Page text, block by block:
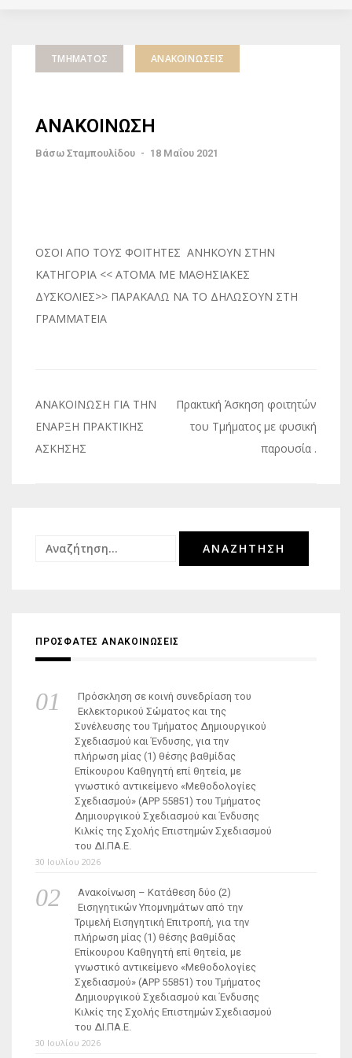
ΤΜΉΜΑΤΟΣ ΑΝΑΚΟΙΝΏΣΕΙΣ
ΑΝΑΚΟΙΝΩΣΗ
Βάσω Σταμπουλίδου - 18 Μαΐου 2021
ΟΣΟΙ ΑΠΟ ΤΟΥΣ ΦΟΙΤΗΤΕΣ ΑΝΗΚΟΥΝ ΣΤΗΝ
ΚΑΤΗΓΟΡΙΑ << ΑΤΟΜΑ ΜΕ ΜΑΘΗΣΙΑΚΕΣ
ΔΥΣΚΟΛΙΕΣ>> ΠΑΡΑΚΑΛΩ ΝΑ ΤΟ ΔΗΛΩΣΟΥΝ ΣΤΗ
ΓΡΑΜΜΑΤΕΙΑ
Πλοήγηση
άρθρων
ΑΝΑΚΟΙΝΩΣΗ ΓΙΑ ΤΗΝ
ΕΝΑΡΞΗ ΠΡΑΚΤΙΚΗΣ
ΑΣΚΗΣΗΣ
Πρακτική Άσκηση φοιτητών
του Τμήματος με φυσική
παρουσία .
Αναζήτηση
ΠΡΟΣΦΑΤΕΣ ΑΝΑΚΟΙΝΩΣΕΙΣ
Πρόσκληση σε κοινή συνεδρίαση του
Εκλεκτορικού Σώματος και της
Συνέλευσης του Τμήματος Δημιουργικού
Σχεδιασμού και Ένδυσης, για την
πλήρωση μίας (1) θέσης βαθμίδας
Επίκουρου Καθηγητή επί θητεία, με
γνωστικό αντικείμενο «Μεθοδολογίες
Σχεδιασμού» (ΑΡΡ 55851) του Τμήματος
Δημιουργικού Σχεδιασμού και Ένδυσης
Κιλκίς της Σχολής Επιστημών Σχεδιασμού
του ΔΙ.ΠΑ.Ε.
30 Ιουλίου 2026
Ανακοίνωση – Κατάθεση δύο (2)
Εισηγητικών Υπομνημάτων από την
Τριμελή Εισηγητική Επιτροπή, για την
πλήρωση μίας (1) θέσης βαθμίδας
Επίκουρου Καθηγητή επί θητεία, με
γνωστικό αντικείμενο «Μεθοδολογίες
Σχεδιασμού» (ΑΡΡ 55851) του Τμήματος
Δημιουργικού Σχεδιασμού και Ένδυσης
Κιλκίς της Σχολής Επιστημών Σχεδιασμού
του ΔΙ.ΠΑ.Ε.
30 Ιουλίου 2026